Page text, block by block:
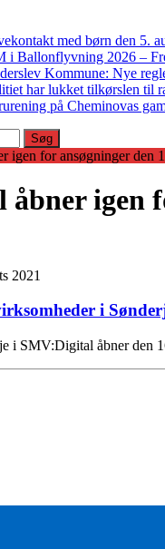
med børn den 5.
i Ballonflyvning 2026 –
Kommune: Nye
har lukket tilkørslen til
på Cheminovas
igen for ansøgninger den
igen
2021
i
i SMV:Digital åbner den